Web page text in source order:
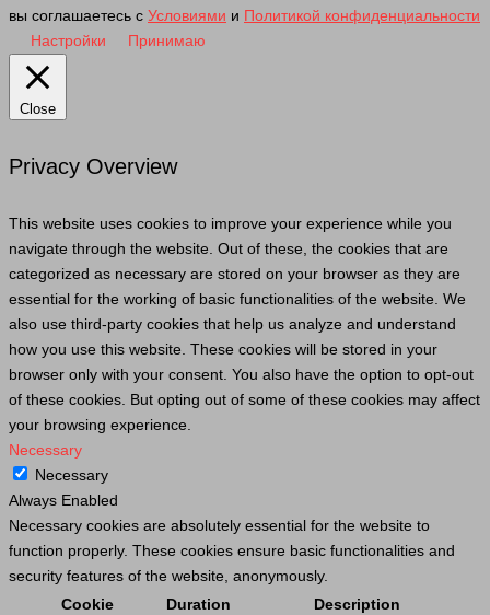
вы соглашаетесь с Условиями и Политикой конфиденциальности
Настройки
Принимаю
Close
Privacy Overview
This website uses cookies to improve your experience while you
navigate through the website. Out of these, the cookies that are
categorized as necessary are stored on your browser as they are
essential for the working of basic functionalities of the website. We
also use third-party cookies that help us analyze and understand
how you use this website. These cookies will be stored in your
browser only with your consent. You also have the option to opt-out
of these cookies. But opting out of some of these cookies may affect
your browsing experience.
Necessary
Necessary
Always Enabled
Necessary cookies are absolutely essential for the website to
function properly. These cookies ensure basic functionalities and
security features of the website, anonymously.
Cookie
Duration Description